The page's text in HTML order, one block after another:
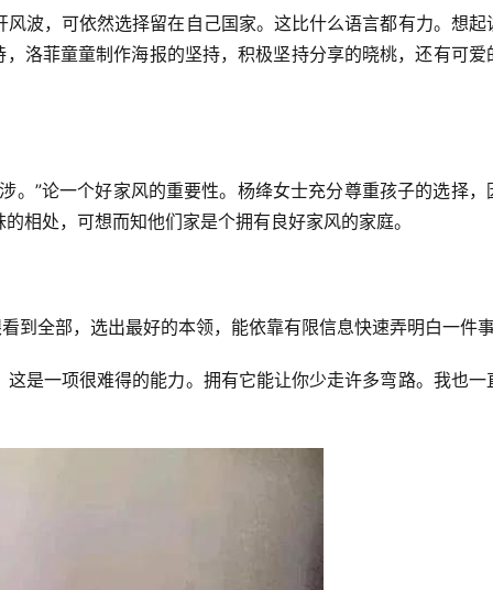
波，可依然选择留在自己国家。这比什么语言都有力。想起
洛菲童童制作海报的坚持，积极坚持分享的晓桃，还有可爱
。”论一个好家风的重要性。杨绛女士充分尊重孩子的选择，
相处，可想而知他们家是个拥有良好家风的家庭。
到全部，选出最好的本领，能依靠有限信息快速弄明白一件事
是一项很难得的能力。拥有它能让你少走许多弯路。我也一